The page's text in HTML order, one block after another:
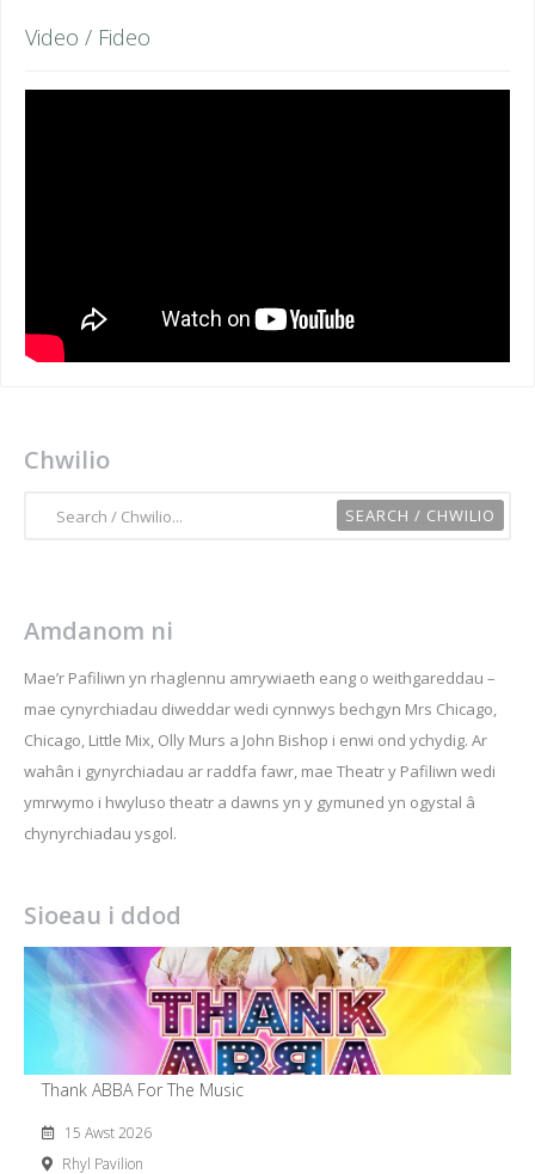
Video / Fideo
Chwilio
Amdanom ni
Mae’r Pafiliwn yn rhaglennu amrywiaeth eang o weithgareddau –
mae cynyrchiadau diweddar wedi cynnwys bechgyn Mrs Chicago,
Chicago, Little Mix, Olly Murs a John Bishop i enwi ond ychydig. Ar
wahân i gynyrchiadau ar raddfa fawr, mae Theatr y Pafiliwn wedi
ymrwymo i hwyluso theatr a dawns yn y gymuned yn ogystal â
chynyrchiadau ysgol.
Sioeau i ddod
Thank ABBA For The Music
15 Awst 2026
Rhyl Pavilion